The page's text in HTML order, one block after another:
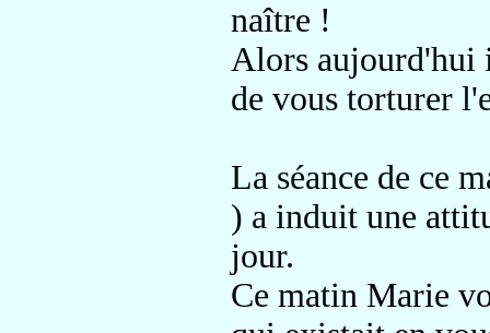
naître !
Alors aujourd'hui
de vous torturer
La séance de ce
) a induit une
jour.
Ce matin Marie